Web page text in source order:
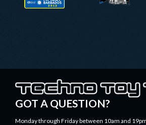
TECHNOTOYTUNING.PNG
GOT A QUESTION?
Monday through Friday between 10am and